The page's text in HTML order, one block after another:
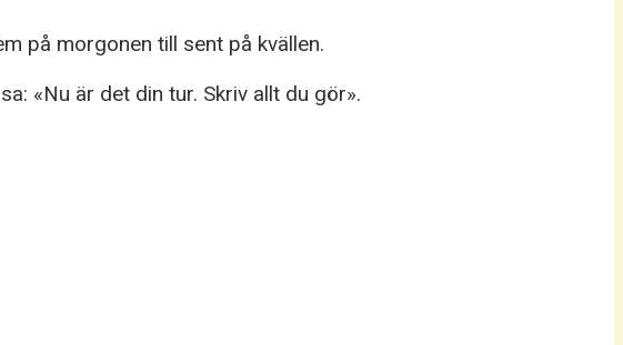
på morgonen till sent på kvällen.
«Nu är det din tur. Skriv allt du gör».